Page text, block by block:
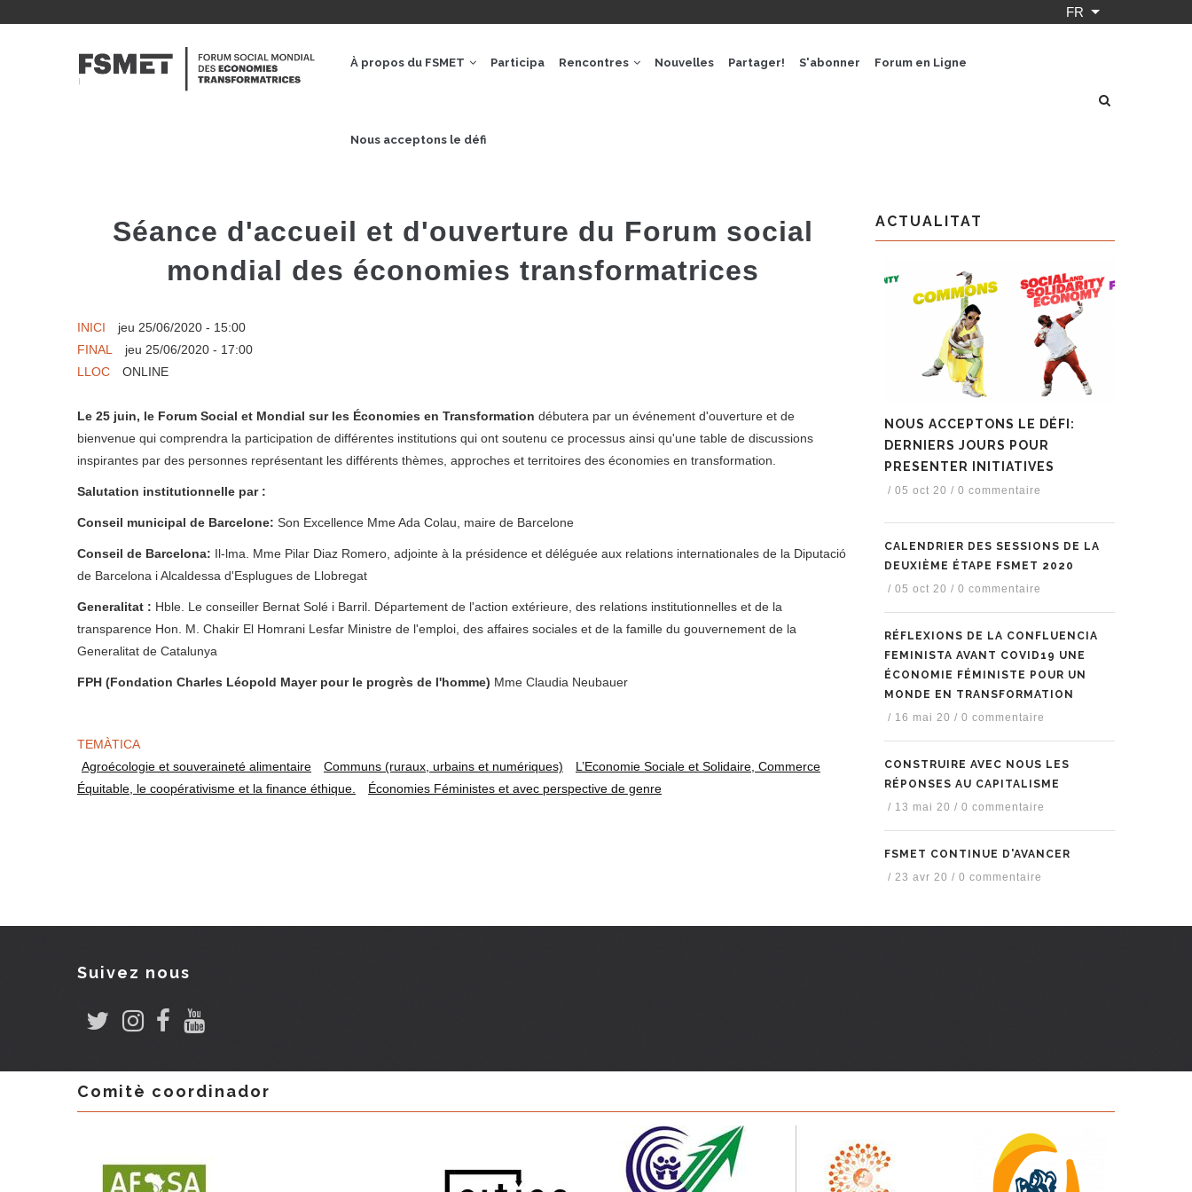
FR Lister les
PRINCIPAL
À propos du FSMET Participa Rencontres Nouvelles Partager! S'abonner Forum en Ligne
Nous acceptons le défi
Séance d'accueil et d'ouverture du Forum social
mondial des économies transformatrices
INICI
jeu 25/06/2020 - 15:00
FINAL
jeu 25/06/2020 - 17:00
LLOC
ONLINE
Le 25 juin, le Forum Social et Mondial sur les Économies en Transformation débutera par un événement d'ouverture et de
bienvenue qui comprendra la participation de différentes institutions qui ont soutenu ce processus ainsi qu'une table de discussions
inspirantes par des personnes représentant les différents thèmes, approches et territoires des économies en transformation.
Salutation institutionnelle par :
Conseil municipal de Barcelone: Son Excellence Mme Ada Colau, maire de Barcelone
Conseil de Barcelona: Il-lma. Mme Pilar Diaz Romero, adjointe à la présidence et déléguée aux relations internationales de la Diputació
de Barcelona i Alcaldessa d'Esplugues de Llobregat
Generalitat : Hble. Le conseiller Bernat Solé i Barril. Département de l'action extérieure, des relations institutionnelles et de la
transparence Hon. M. Chakir El Homrani Lesfar Ministre de l'emploi, des affaires sociales et de la famille du gouvernement de la
Generalitat de Catalunya
FPH (Fondation Charles Léopold Mayer pour le progrès de l'homme) Mme Claudia Neubauer
TEMÀTICA
Agroécologie et souveraineté alimentaire
Communs (ruraux, urbains et numériques)
L’Economie Sociale et Solidaire, Commerce
Équitable, le coopérativisme et la finance éthique.
Économies Féministes et avec perspective de genre
ACTUALITAT
NOUS ACCEPTONS LE DÉFI:
DERNIERS JOURS POUR
PRESENTER INITIATIVES
/ 05 oct 20 / 0 commentaire
CALENDRIER DES SESSIONS DE LA
DEUXIÈME ÉTAPE FSMET 2020
/ 05 oct 20 / 0 commentaire
RÉFLEXIONS DE LA CONFLUENCIA
FEMINISTA AVANT COVID19 UNE
ÉCONOMIE FÉMINISTE POUR UN
MONDE EN TRANSFORMATION
/ 16 mai 20 / 0 commentaire
CONSTRUIRE AVEC NOUS LES
RÉPONSES AU CAPITALISME
/ 13 mai 20 / 0 commentaire
FSMET CONTINUE D'AVANCER
/ 23 avr 20 / 0 commentaire
Suivez nous
Comitè coordinador